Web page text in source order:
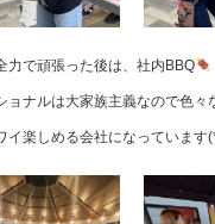
力で頑張った後は、社内BBQ
ョナルは大家族主義なので色々
イ楽しめる会社になっています